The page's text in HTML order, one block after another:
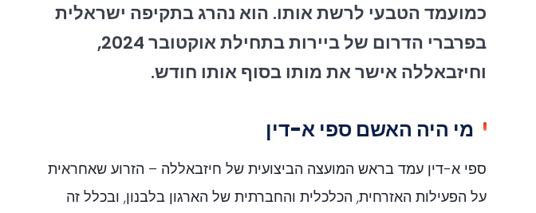
כמועמד הטבעי לרשת אותו. הוא נהרג בתקיפה ישראלית
בפרברי הדרום של ביירות בתחילת אוקטובר 2024,
וחיזבאללה אישר את מותו בסוף אותו חודש.
מי היה האשם ספי א-דין
ספי א-דין עמד בראש המועצה הביצועית של חיזבאללה – הזרוע שאחראית
על הפעילות האזרחית, הכלכלית והחברתית של הארגון בלבנון, ובכלל זה